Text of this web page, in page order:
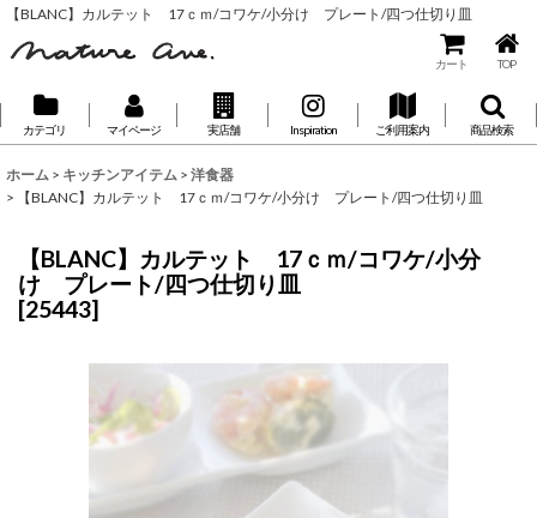
【BLANC】カルテット 17ｃｍ/コワケ/小分け プレート/四つ仕切り皿
カート TOP
カテゴリ マイページ 実店舗 Inspiration ご利用案内 商品検索
ホーム > キッチンアイテム > 洋食器
>
【BLANC】カルテット 17ｃｍ/コワケ/小分け プレート/四つ仕切り皿
【BLANC】カルテット 17ｃｍ/コワケ/小分
け プレート/四つ仕切り皿
[25443]